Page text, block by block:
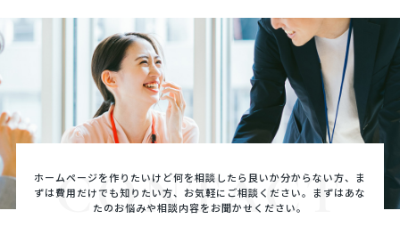
CONTACT
ホームページを作りたいけど何を相談したら良いか分からない方、ま
ずは費用だけでも知りたい方、 お気軽にご相談ください。まずはあな
たのお悩みや相談内容をお聞かせください。